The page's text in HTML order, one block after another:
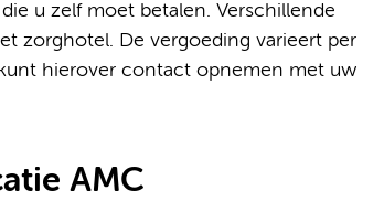
u zelf moet betalen. Verschillende
zorghotel. De vergoeding varieert per
hierover contact opnemen met uw
AMC